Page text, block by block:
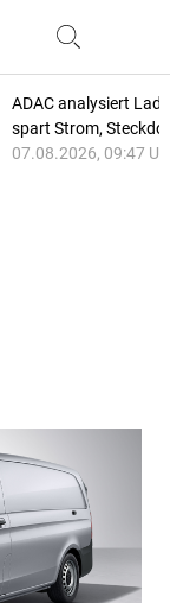
ADAC analysiert
spart Strom,
07.08.2026, 09:47